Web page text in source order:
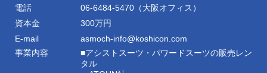
電話
06-6484-5470（大阪オフィス）
資本金
300万円
E-mail
asmoch-info@koshicon.com
事業内容
■アシストスーツ・パワードスーツの販売レン
タル